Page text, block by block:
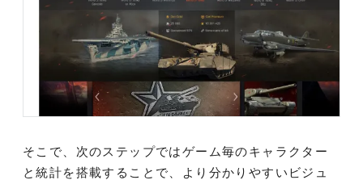
そこで、次のステップではゲーム毎のキャラクター
と統計を搭載することで、より分かりやすいビジュ